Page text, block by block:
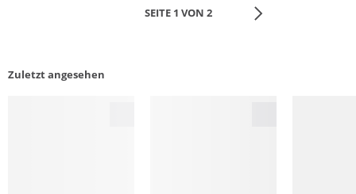
SEITE 1 VON 2
Zuletzt angesehen